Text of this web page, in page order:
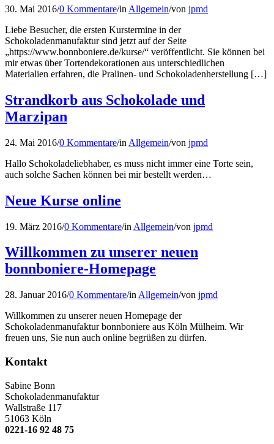
30. Mai 2016/0 Kommentare/in Allgemein/von jpmd
Liebe Besucher, die ersten Kurstermine in der
Schokoladenmanufaktur sind jetzt auf der Seite
„https://www.bonnboniere.de/kurse/“ veröffentlicht. Sie können bei
mir etwas über Tortendekorationen aus unterschiedlichen
Materialien erfahren, die Pralinen- und Schokoladenherstellung […]
Strandkorb aus Schokolade und
Marzipan
24. Mai 2016/0 Kommentare/in Allgemein/von jpmd
Hallo Schokoladeliebhaber, es muss nicht immer eine Torte sein,
auch solche Sachen können bei mir bestellt werden…
Neue Kurse online
19. März 2016/0 Kommentare/in Allgemein/von jpmd
Willkommen zu unserer neuen
bonnboniere-Homepage
28. Januar 2016/0 Kommentare/in Allgemein/von jpmd
Willkommen zu unserer neuen Homepage der
Schokoladenmanufaktur bonnboniere aus Köln Mülheim. Wir
freuen uns, Sie nun auch online begrüßen zu dürfen.
Kontakt
Sabine Bonn
Schokoladenmanufaktur
Wallstraße 117
51063 Köln
0221-16 92 48 75